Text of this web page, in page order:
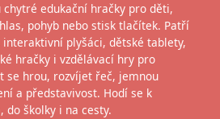
edukační hračky pro děti,
pohyb nebo stisk tlačítek. Patří
plyšáci, dětské tablety,
hračky i vzdělávací hry pro
se hrou, rozvíjet řeč, jemnou
a představivost. Hodí se k
do školky i na cesty.